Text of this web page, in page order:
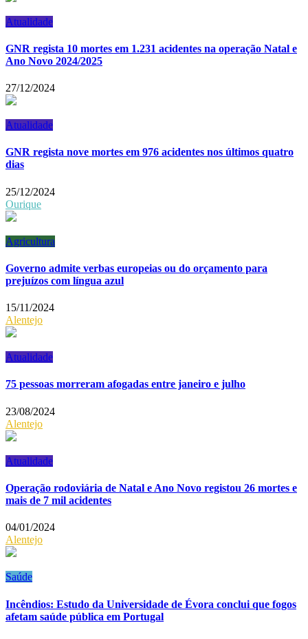
Atualidade
GNR regista 10 mortes em 1.231 acidentes na operação Natal e
Ano Novo 2024/2025
27/12/2024
Atualidade
GNR regista nove mortes em 976 acidentes nos últimos quatro
dias
25/12/2024
Ourique
Agricultura
Governo admite verbas europeias ou do orçamento para
prejuízos com língua azul
15/11/2024
Alentejo
Atualidade
75 pessoas morreram afogadas entre janeiro e julho
23/08/2024
Alentejo
Atualidade
Operação rodoviária de Natal e Ano Novo registou 26 mortes e
mais de 7 mil acidentes
04/01/2024
Alentejo
Saúde
Incêndios: Estudo da Universidade de Évora conclui que fogos
afetam saúde pública em Portugal